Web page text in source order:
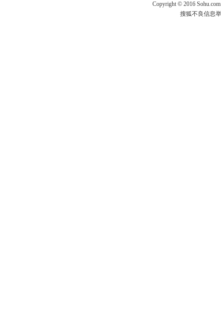
Copyright © 2016
搜狐不良信息